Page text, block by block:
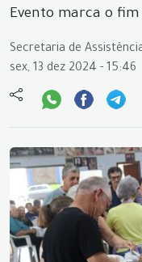
Evento marca o fim
Secretaria de
sex, 13 dez 2024 - 15:46